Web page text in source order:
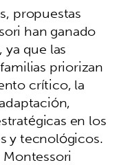
propuestas
han ganado
que las
priorizan
crítico, la
en los
y tecnológicos.